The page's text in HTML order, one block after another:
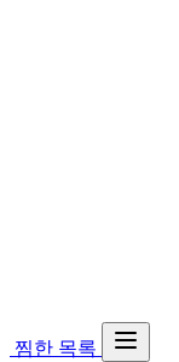
찜한 목록